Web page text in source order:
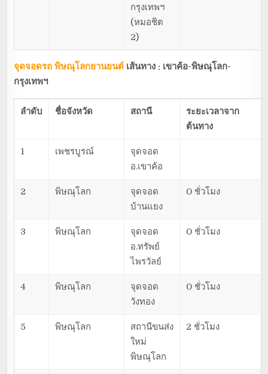
กรุงเทพฯ
(หมอชิต
2)
จุดจอดรถ พิษณุโลกยานยนต์ เส้นทาง : เขาค้อ-พิษณุโลก-
กรุงเทพฯ
ลำดับ ชื่อจังหวัด สถานี
ระยะเวลาจาก
ต้นทาง
1 เพชรบูรณ์
จุดจอด
อ.เขาค้อ
2 พิษณุโลก
จุดจอด
บ้านแยง
0 ชั่วโมง
3 พิษณุโลก
จุดจอด
อ.ทรัพย์
ไพรวัลย์
0 ชั่วโมง
4 พิษณุโลก
จุดจอด
วังทอง
0 ชั่วโมง
5 พิษณุโลก
สถานีขนส่ง
ใหม่
พิษณุโลก
2 ชั่วโมง